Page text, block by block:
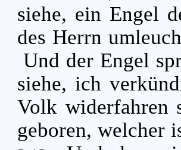
siehe, ein Engel
des Herrn
Und der Engel
siehe, ich
Volk widerfahren
geboren, welcher